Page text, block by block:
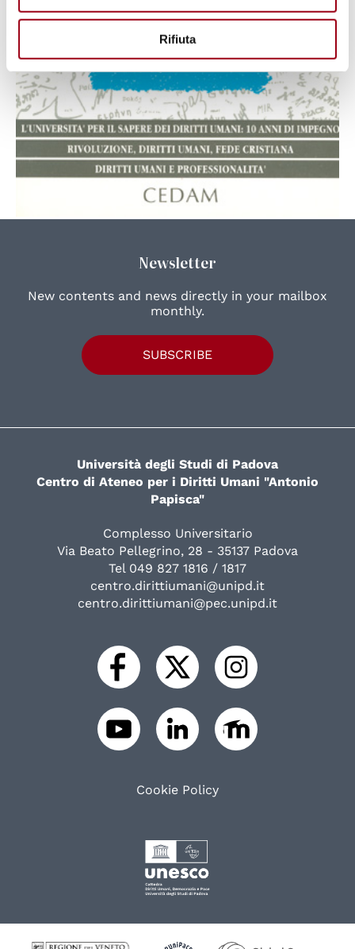
Rifiuta
Newsletter
New contents and news directly in your mailbox
monthly.
SUBSCRIBE
Università degli Studi di Padova
Centro di Ateneo per i Diritti Umani "Antonio
Papisca"
Complesso Universitario
Via Beato Pellegrino, 28 - 35137 Padova
Tel 049 827 1816 / 1817
centro.dirittiumani@unipd.it
centro.dirittiumani@pec.unipd.it
Cookie Policy